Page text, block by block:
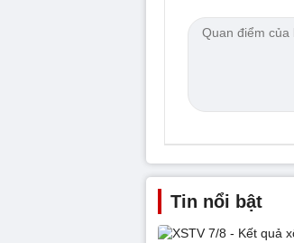
Tin nổi bật